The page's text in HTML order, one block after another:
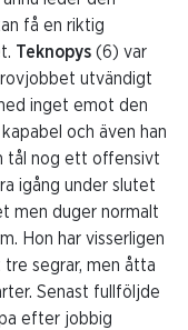
få en riktig
Teknopys (6) var
utvändigt
inget emot den
och även han
tål nog ett offensivt
igång under slutet
men duger normalt
Hon har visserligen
segrar, men åtta
Senast fullföljde
efter jobbig